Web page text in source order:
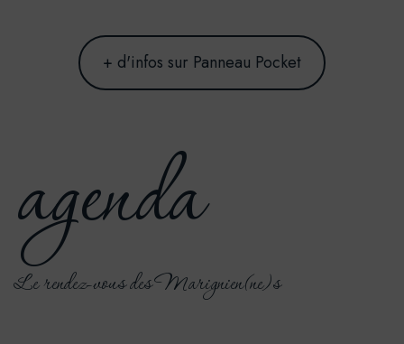
+ d'infos sur Panneau Pocket
agenda
Le rendez-vous des Marignien(ne)s